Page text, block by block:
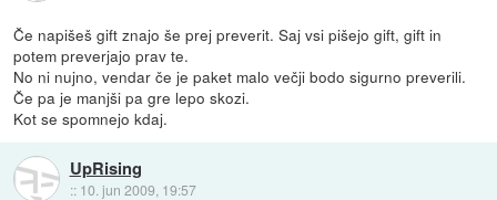
Če napišeš gift znajo še prej preverit. Saj vsi pišejo gift, gift in
potem preverjajo prav te.
No ni nujno, vendar če je paket malo večji bodo sigurno preverili.
Če pa je manjši pa gre lepo skozi.
Kot se spomnejo kdaj.
UpRising
:: 10. jun 2009, 19:57